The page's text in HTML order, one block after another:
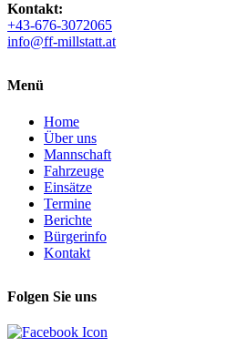
Kontakt:
+43-676-3072065
info@ff-millstatt.at
Menü
Home
Über uns
Mannschaft
Fahrzeuge
Einsätze
Termine
Berichte
Bürgerinfo
Kontakt
Folgen Sie uns